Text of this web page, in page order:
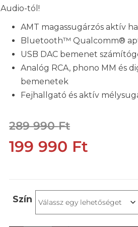
Audio-tól!
AMT magassugárzós aktív
Bluetooth™ Qualcomm®
USB DAC bemenet
Analóg RCA, phono MM és
bemenetek
Fejhallgató és aktív
289 990Ft
199 990 Ft
Szín